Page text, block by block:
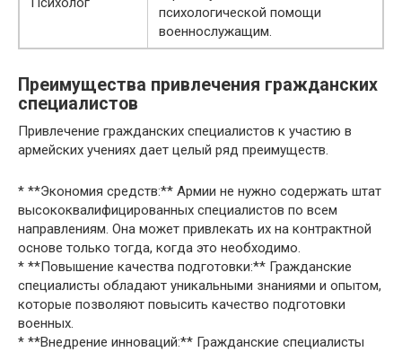
психологической помощи
военнослужащим.
Преимущества привлечения гражданских
специалистов
Привлечение гражданских специалистов к участию в
армейских учениях дает целый ряд преимуществ.
* **Экономия средств:** Армии не нужно содержать штат
высококвалифицированных специалистов по всем
направлениям. Она может привлекать их на контрактной
основе только тогда, когда это необходимо.
* **Повышение качества подготовки:** Гражданские
специалисты обладают уникальными знаниями и опытом,
которые позволяют повысить качество подготовки
военных.
* **Внедрение инноваций:** Гражданские специалисты